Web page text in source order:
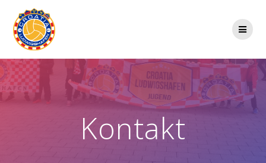
Kontakt